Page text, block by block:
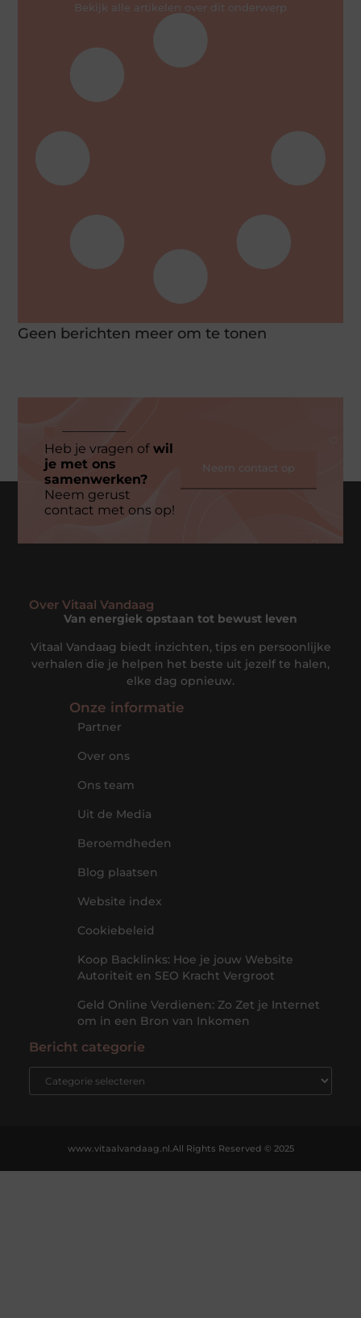
Bekijk alle artikelen over dit onderwerp
Geen berichten meer om te tonen
Heb je vragen ofwil
je met ons
samenwerken?
Neem gerust
contact met ons op!
Neem contact op
Over Vitaal Vandaag
Van energiek opstaan tot bewust leven
Vitaal Vandaag biedt inzichten, tips en persoonlijke
verhalen die je helpen het beste uit jezelf te halen,
elke dag opnieuw.
Onze informatie
Partner
Over ons
Ons team
Uit de Media
Beroemdheden
Blog plaatsen
Website index
Cookiebeleid
Koop Backlinks: Hoe je jouw Website
Autoriteit en SEO Kracht Vergroot
Geld Online Verdienen: Zo Zet je Internet
om in een Bron van Inkomen
Bericht categorie
All Rights Reserved © 2025
www.vitaalvandaag.nl.